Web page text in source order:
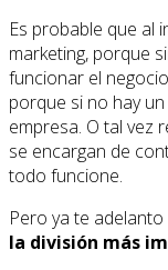
Es probable que al
marketing, porque
funcionar el
porque si no hay
empresa. O tal vez
se encargan de
todo funcione.
Pero ya te
la división más